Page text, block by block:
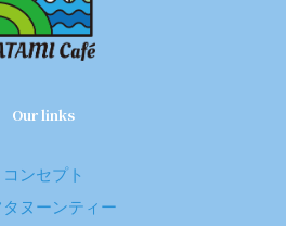
Our links
コンセプト
ヌーンティー